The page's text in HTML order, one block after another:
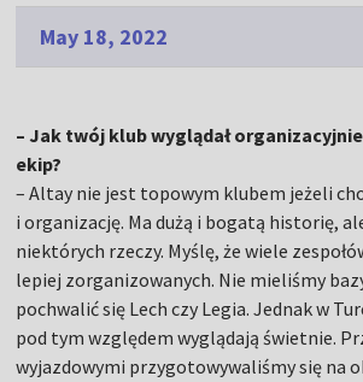
May 18, 2022
– Jak twój klub wyglądał
ekip?
– Altay nie jest topowym klubem jeżeli
i organizację. Ma dużą i bogatą historię,
niektórych rzeczy. Myślę, że wiele
lepiej zorganizowanych. Nie mieliśmy
pochwalić się Lech czy Legia. Jednak w
pod tym względem wyglądają świetnie.
wyjazdowymi przygotowywaliśmy się na